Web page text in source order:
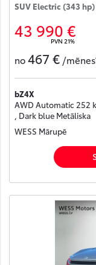
SUV Electric (343
43 990 €
PVN 21%
no467 € /
bZ4X
AWD Automatic 252
, Dark blue Metāliska
WESS Mārupē